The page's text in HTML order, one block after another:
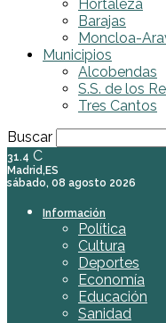
Hortaleza
Barajas
Moncloa-
Municipios
Alcobendas
S.S. de los
Tres Cantos
Buscar
31.4 C
Madrid,ES
sábado, 08 agosto 2026
Información
Política
Cultura
Deportes
Economía
Educación
Sanidad